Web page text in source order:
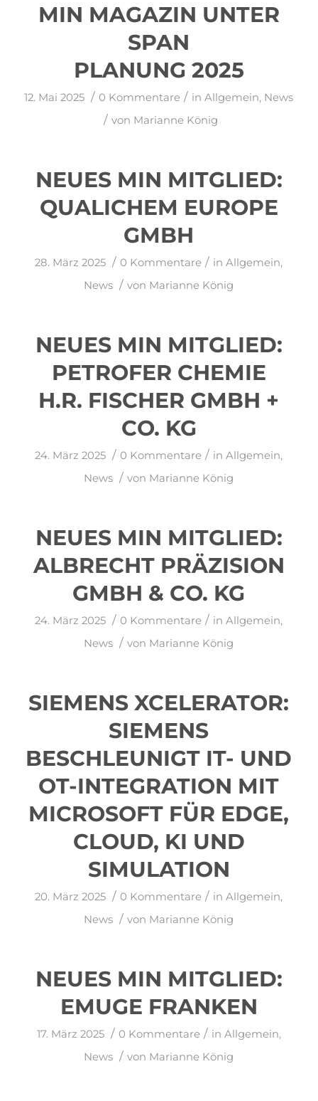
MIN MAGAZIN UNTER
SPAN
PLANUNG 2025
12. Mai 2025 / 0 Kommentare / inAllgemein, News
/ von Marianne König
NEUES MIN MITGLIED:
QUALICHEM EUROPE
GMBH
28. März 2025 / 0 Kommentare / inAllgemein,
News / von Marianne König
NEUES MIN MITGLIED:
PETROFER CHEMIE
H.R. FISCHER GMBH +
CO. KG
24. März 2025 / 0 Kommentare / inAllgemein,
News / von Marianne König
NEUES MIN MITGLIED:
ALBRECHT PRÄZISION
GMBH & CO. KG
24. März 2025 / 0 Kommentare / inAllgemein,
News / von Marianne König
SIEMENS XCELERATOR:
SIEMENS
BESCHLEUNIGT IT- UND
OT-INTEGRATION MIT
MICROSOFT FÜR EDGE,
CLOUD, KI UND
SIMULATION
20. März 2025 / 0 Kommentare / inAllgemein,
News / von Marianne König
NEUES MIN MITGLIED:
EMUGE FRANKEN
17. März 2025 / 0 Kommentare / in Allgemein,
News / von Marianne König